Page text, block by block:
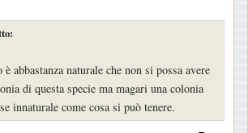
abbastanza naturale che non si possa avere
di questa specie ma magari una colonia
innaturale come cosa si può tenere.